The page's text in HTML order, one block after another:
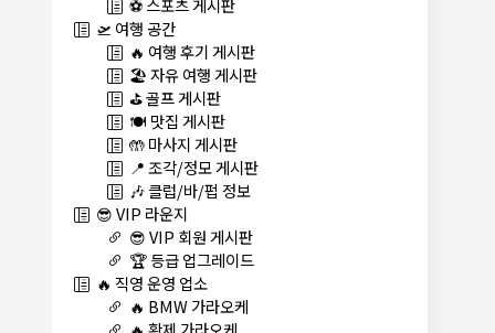
⚽ 스포츠 게시판
🛫 여행 공간
🔥 여행 후기 게시판
🏖️ 자유 여행 게시판
⛳ 골프 게시판
🍽️ 맛집 게시판
🤲 마사지 게시판
📍 조각/정모 게시판
🎶 클럽/바/펍 정보
😎 VIP 라운지
😎 VIP 회원 게시판
🏆 등급 업그레이드
🔥 직영 운영 업소
🔥 BMW 가라오케